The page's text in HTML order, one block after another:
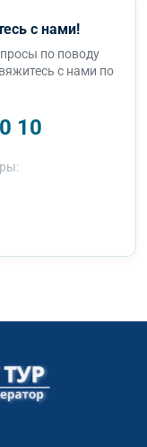
с нами!
по поводу
с нами по
10